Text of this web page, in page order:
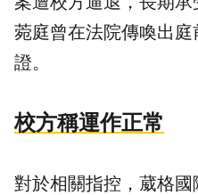
菀庭曾在法院傳喚出
證。
校方稱運作正常
對於相關指控，葳格